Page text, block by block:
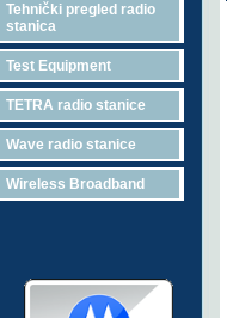
Tehnički pregled radio
stanica
Test Equipment
TETRA radio stanice
Wave radio stanice
Wireless Broadband